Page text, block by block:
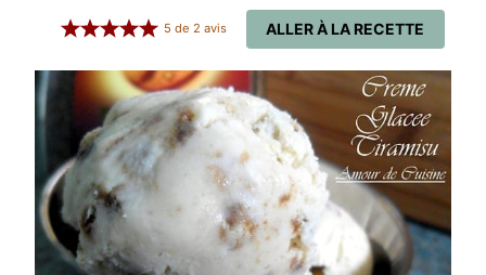
ALLER À LA RECETTE
5 de2 avis